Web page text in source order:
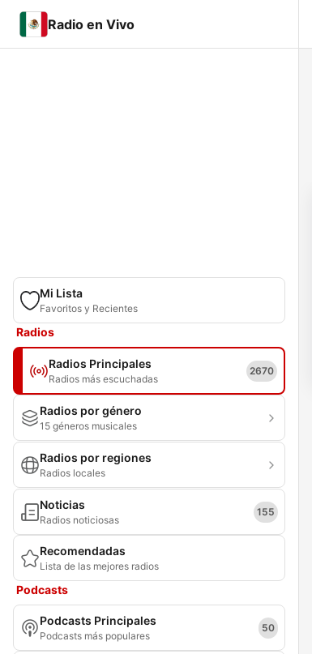
Radio en Vivo
Mi Lista
Favoritos y Recientes
Radios
Radios Principales
Radios más escuchadas
2670
Radios por género
15 géneros musicales
Radios por regiones
Radios locales
Noticias
Radios noticiosas
155
Recomendadas
Lista de las mejores radios
Podcasts
Podcasts Principales
Podcasts más populares
50